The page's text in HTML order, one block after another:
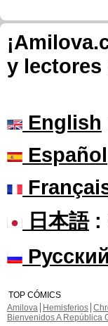
y lectores
English
Español
日本語:
Русский
TOP CÓMICS
Amilova
Hemisferios
Bienvenidos A República